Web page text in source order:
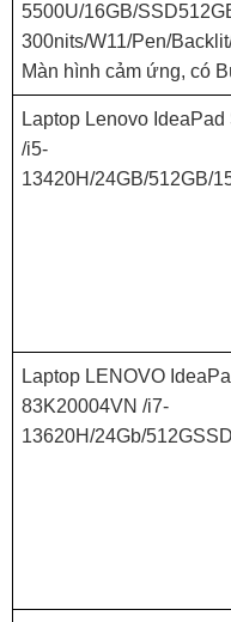
5500U/16GB/
300nits/W11/Pen/
Màn hình cảm ứng, có
Laptop Lenovo
/i5-
13420H/24GB/512GB/
Laptop LENOVO
83K20004VN /i7-
13620H/24Gb/